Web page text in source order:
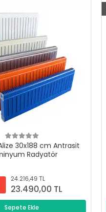
30x188 cm Antrasit
Radyatör
24.216,49 TL
23.490,00 TL
Sepete Ekle